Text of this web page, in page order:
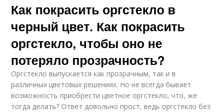
Как покрасить оргстекло в
черный цвет. Как покрасить
оргстекло, чтобы оно не
потеряло прозрачность?
Оргстекло выпускается как прозрачным, так и в
различных цветовых решениях. Но не всегда бывает
возможность приобрести цветное оргстекло, что, же
тогда делать? Ответ довольно прост, ведь оргстекло без